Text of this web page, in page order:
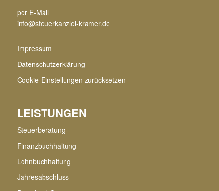
per E-Mail
info@steuerkanzlei-kramer.de
Impressum
Datenschutzerklärung
Cookie-Einstellungen zurücksetzen
LEISTUNGEN
Steuerberatung
Finanzbuchhaltung
Lohnbuchhaltung
Jahresabschluss